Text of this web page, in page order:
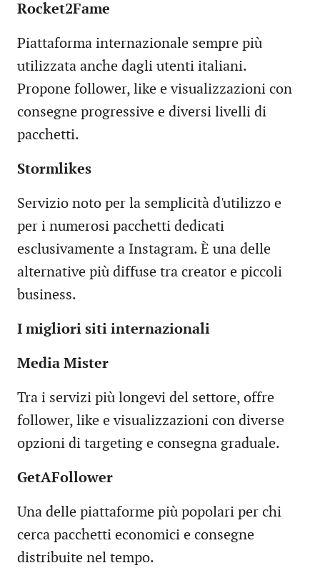
Rocket2Fame
Piattaforma internazionale sempre più
utilizzata anche dagli utenti italiani.
Propone follower, like e visualizzazioni con
consegne progressive e diversi livelli di
pacchetti.
Stormlikes
Servizio noto per la semplicità d'utilizzo e
per i numerosi pacchetti dedicati
esclusivamente a Instagram. È una delle
alternative più diffuse tra creator e piccoli
business.
I migliori siti internazionali
Media Mister
Tra i servizi più longevi del settore, offre
follower, like e visualizzazioni con diverse
opzioni di targeting e consegna graduale.
GetAFollower
Una delle piattaforme più popolari per chi
cerca pacchetti economici e consegne
distribuite nel tempo.